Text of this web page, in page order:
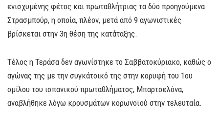
ενισχυμένης φέτος και πρωταθλήτριας τα δύο προηγούμενα
Στρασμπούρ, η οποία, πλέον, μετά από 9 αγωνιστικές
βρίσκεται στην 3η θέση της κατάταξης.
Τέλος η Τεράσα δεν αγωνίστηκε το Σαββατοκύριακο, καθώς ο
αγώνας της με την συγκάτοικό της στην κορυφή του 1ου
ομίλου του ισπανικού πρωταθλήματος, Μπαρτσελόνα,
αναβλήθηκε λόγω κρουσμάτων κορωνοϊού στην τελευταία.